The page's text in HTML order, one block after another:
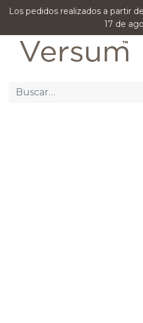
Los pedidos realizados a partir
17 de